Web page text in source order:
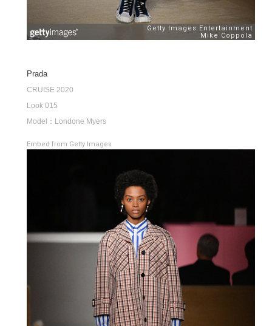
Prada
CRUISE 2020
Look 015
Model：Londone Myers
Embed from Getty Images